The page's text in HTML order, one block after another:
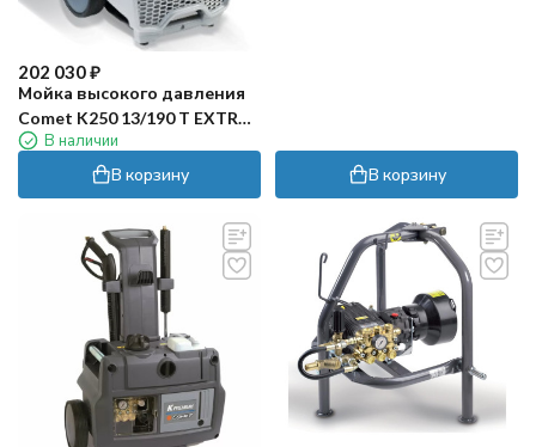
202 030₽
Мойка высокого давления
Comet K250 13/190 T EXTRA
Total stop
В наличии
В корзину В корзину